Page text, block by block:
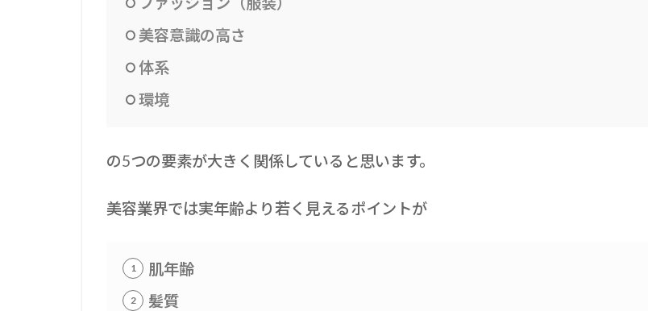
美容意識の高さ
体系
環境
の5つの要素が大きく関係していると思います。
美容業界では実年齢より若く見えるポイントが
肌年齢
髪質